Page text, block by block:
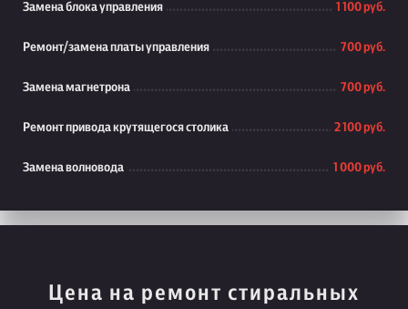
Замена блока управления 1 100 руб.
Ремонт/замена платы управления 700 руб.
Замена магнетрона 700 руб.
Ремонт привода крутящегося столика 2 100 руб.
Замена волновода 1 000 руб.
Цена на ремонт стиральных